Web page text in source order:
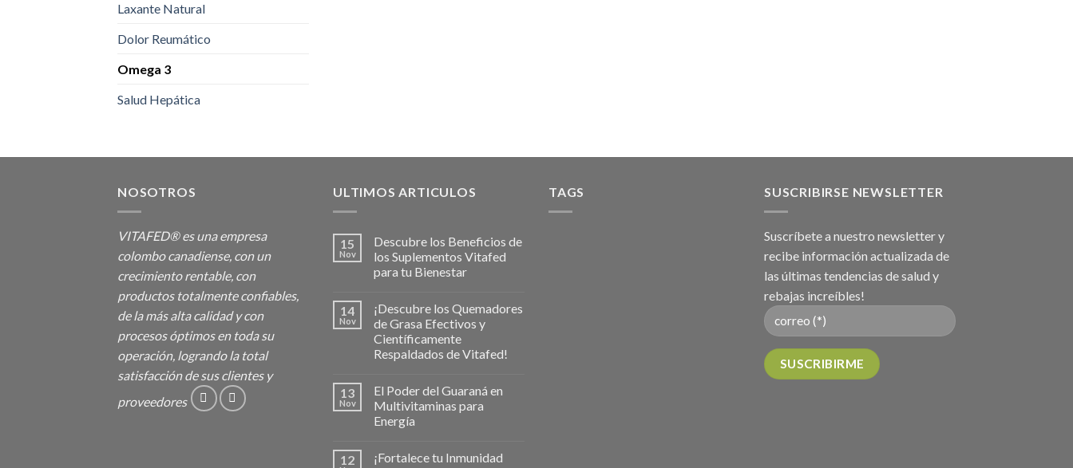
Laxante Natural
Dolor Reumático
Omega 3
Salud Hepática
NOSOTROS
VITAFED® es una empresa
colombo canadiense, con un
crecimiento rentable, con
productos totalmente confiables,
de la más alta calidad y con
procesos óptimos en toda su
operación, logrando la total
satisfacción de sus clientes y
proveedores
ULTIMOS ARTICULOS
15
Nov
Descubre los Beneficios de
los Suplementos Vitafed
para tu Bienestar
14
Nov
¡Descubre los Quemadores
de Grasa Efectivos y
Científicamente
Respaldados de Vitafed!
13
Nov
El Poder del Guaraná en
Multivitaminas para
Energía
12
¡Fortalece tu Inmunidad
TAGS SUSCRIBIRSE NEWSLETTER
Suscríbete a nuestro newsletter y
recibe información actualizada de
las últimas tendencias de salud y
rebajas increíbles!